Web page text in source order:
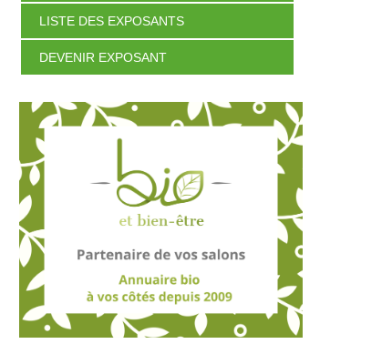
LISTE DES EXPOSANTS
DEVENIR EXPOSANT